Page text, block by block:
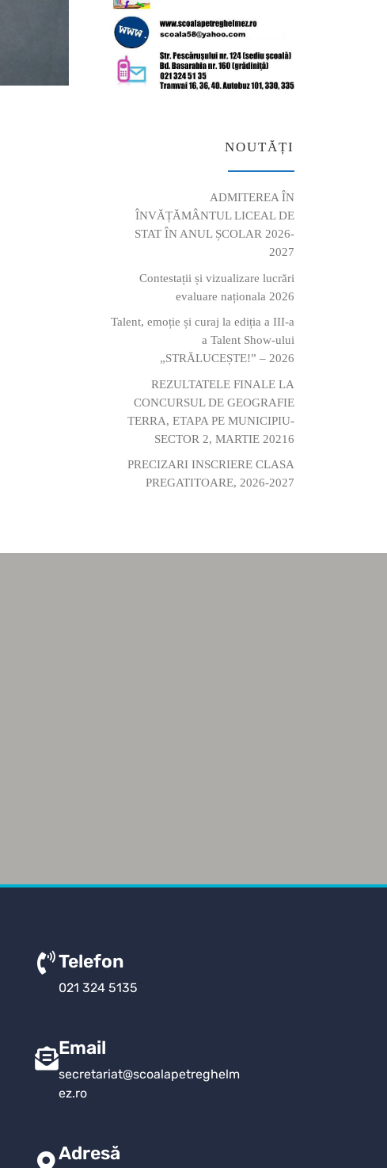
NOUTĂȚI
ADMITEREA ÎN
ÎNVĂȚĂMÂNTUL LICEAL DE
STAT ÎN ANUL ȘCOLAR 2026-
2027
Contestații și vizualizare lucrări
evaluare naționala 2026
Talent, emoție și curaj la ediția a III-a
a Talent Show-ului
„STRĂLUCEȘTE!” – 2026
REZULTATELE FINALE LA
CONCURSUL DE GEOGRAFIE
TERRA, ETAPA PE MUNICIPIU-
SECTOR 2, MARTIE 20216
PRECIZARI INSCRIERE CLASA
PREGATITOARE, 2026-2027
Telefon
021 324 5135
Email
secretariat@scoalapetreghelm
ez.ro
Adresă